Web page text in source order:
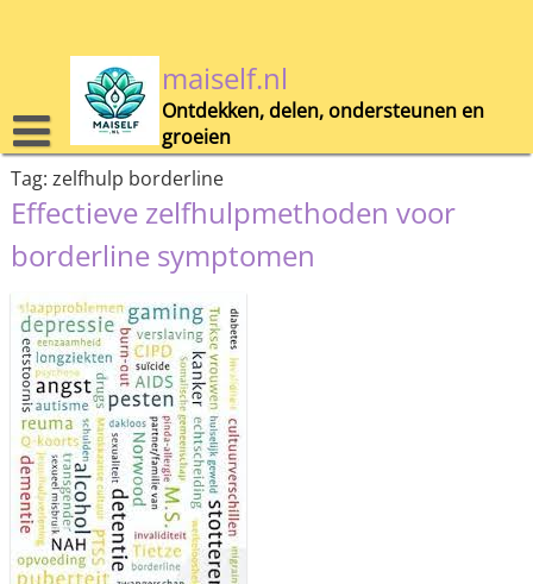
maiself.nl
Ontdekken, delen, ondersteunen en
groeien
Tag: zelfhulp borderline
Effectieve zelfhulpmethoden voor
borderline symptomen